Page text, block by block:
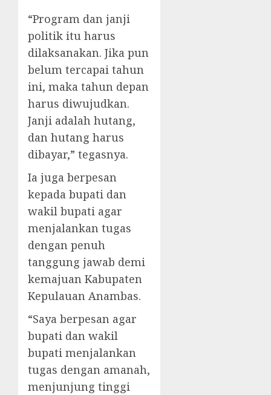
“Program dan janji
politik itu harus
dilaksanakan. Jika pun
belum tercapai tahun
ini, maka tahun depan
harus diwujudkan.
Janji adalah hutang,
dan hutang harus
dibayar,” tegasnya.
Ia juga berpesan
kepada bupati dan
wakil bupati agar
menjalankan tugas
dengan penuh
tanggung jawab demi
kemajuan Kabupaten
Kepulauan Anambas.
“Saya berpesan agar
bupati dan wakil
bupati menjalankan
tugas dengan amanah,
menjunjung tinggi